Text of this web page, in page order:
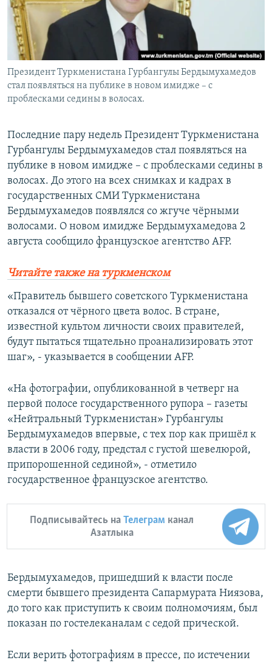
Президент Туркменистана Гурбангулы Бердымухамедов
стал появляться на публике в новом имидже – с
проблесками седины в волосах.
Последние пару недель Президент Туркменистана
Гурбангулы Бердымухамедов стал появляться на
публике в новом имидже – с проблесками седины в
волосах. До этого на всех снимках и кадрах в
государственных СМИ Туркменистана
Бердымухамедов появлялся со жгуче чёрными
волосами. О новом имидже Бердымухамедова 2
августа сообщило французское агентство AFP.
Читайте также на туркменском
«Правитель бывшего советского Туркменистана
отказался от чёрного цвета волос. В стране,
известной культом личности своих правителей,
будут пытаться тщательно проанализировать этот
шаг», - указывается в сообщении AFP.
«На фотографии, опубликованной в четверг на
первой полосе государственного рупора – газеты
«Нейтральный Туркменистан» Гурбангулы
Бердымухамедов впервые, с тех пор как пришёл к
власти в 2006 году, предстал с густой шевелюрой,
припорошенной сединой», - отметило
государственное французское агентство.
Подписывайтесь на Телеграм канал
Азатлыка
Бердымухамедов, пришедший к власти после
смерти бывшего президента Сапармурата Ниязова,
до того как приступить к своим полномочиям, был
показан по гостелеканалам с седой прической.
Если верить фотографиям в прессе, по истечении